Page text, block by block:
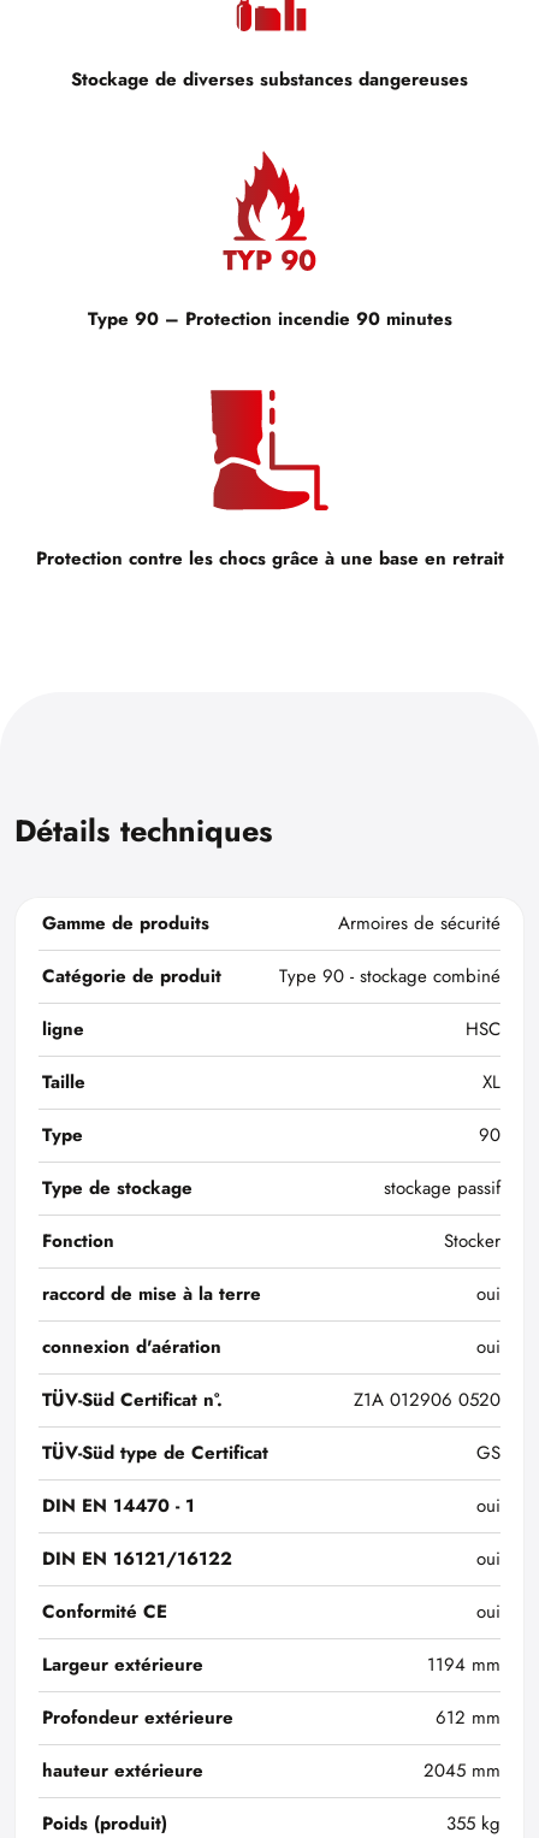
Stockage de diverses substances dangereuses
Type 90 – Protection incendie 90 minutes
Protection contre les chocs grâce à une base en retrait
Détails techniques
Gamme de produits
Armoires de sécurité
Catégorie de produit
Type 90 - stockage combiné
ligne
HSC
Taille
XL
Type
90
Type de stockage
stockage passif
Fonction
Stocker
raccord de mise à la terre
oui
connexion d'aération
oui
TÜV-Süd Certificat n°.
Z1A 012906 0520
TÜV-Süd type de Certificat
GS
DIN EN 14470 - 1
oui
DIN EN 16121/16122
oui
Conformité CE
oui
Largeur extérieure
1194 mm
Profondeur extérieure
612 mm
hauteur extérieure
2045 mm
Poids (produit)
355 kg